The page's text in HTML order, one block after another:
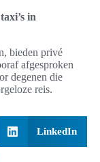
in
bieden privé
afgesproken
degenen die
reis.
LinkedIn